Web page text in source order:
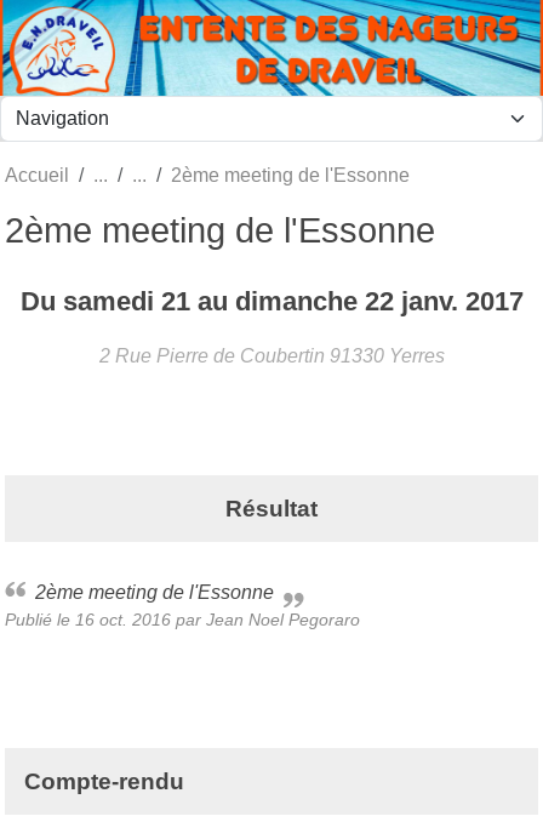
Accueil 2ème meeting de l'Essonne
2ème meeting de l'Essonne
Du samedi 21au dimanche 22 janv. 2017
2 Rue Pierre de Coubertin 91330 Yerres
Résultat
2ème meeting de l'Essonne
Publié le 16 oct. 2016 par Jean Noel Pegoraro
Compte-rendu
Panneau de gestion des cookies